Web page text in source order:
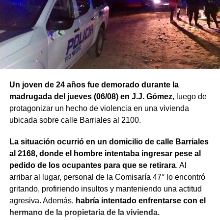
Un joven de 24 años fue demorado durante la
madrugada del jueves (06/08) en J.J. Gómez, luego de
protagonizar un hecho de violencia en una vivienda
ubicada sobre calle Barriales al 2100.
La situación ocurrió en un domicilio de calle Barriales
al 2168, donde el hombre intentaba ingresar pese al
pedido de los ocupantes para que se retirara. Al
arribar al lugar, personal de la Comisaría 47° lo encontró
gritando, profiriendo insultos y manteniendo una actitud
agresiva. Además, habría intentado enfrentarse con el
hermano de la propietaria de la vivienda.